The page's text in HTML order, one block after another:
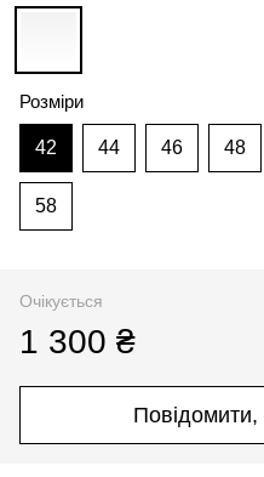
Розміри
42 44 46 48
58
Очікується
1 300 ₴
Повідомити,